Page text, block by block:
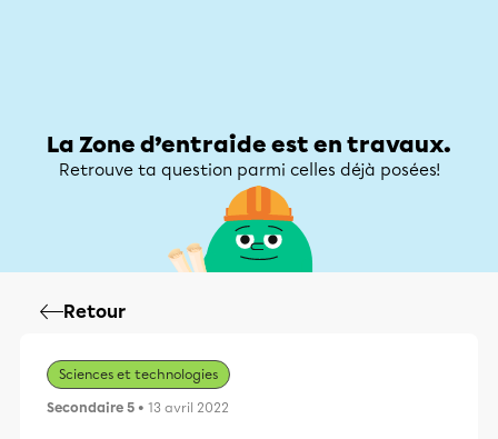
La Zone d’entraide est en travaux.
Retrouve ta question parmi celles déjà posées!
Retour
Sciences et technologies
Secondaire 5 • 13 avril 2022